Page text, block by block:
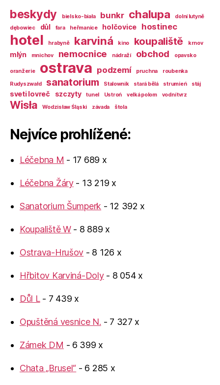
beskydy bielsko-biała bunkr chalupa
dolní lutyně
dębowiec
důl fara heřmanice holčovice hostinec
hotel hrabyně karviná kino koupaliště krnov
mlýn mnichov nemocnice nádraží obchod opavsko
oranžerie ostrava podzemí pruchna
roubenka
Rudyszwałd
sanatorium Stalownik stará bělá strumień stáj
sveti lovreč szczyty tunel Ustroń velká polom vodní tvrz
Wisła Wodzisław Śląski závada štola
Nejvíce prohlížené:
Léčebna M - 17 689 x
Léčebna Žáry- 13 219 x
Sanatorium Šumperk - 12 392 x
Koupaliště W- 8 889 x
Ostrava-Hrušov - 8 126 x
Hřbitov Karviná-Doly- 8 054 x
Důl L- 7 439 x
Opuštěná vesnice N. - 7 327 x
Zámek DM - 6 399 x
Chata „Brusel“ - 6 285 x